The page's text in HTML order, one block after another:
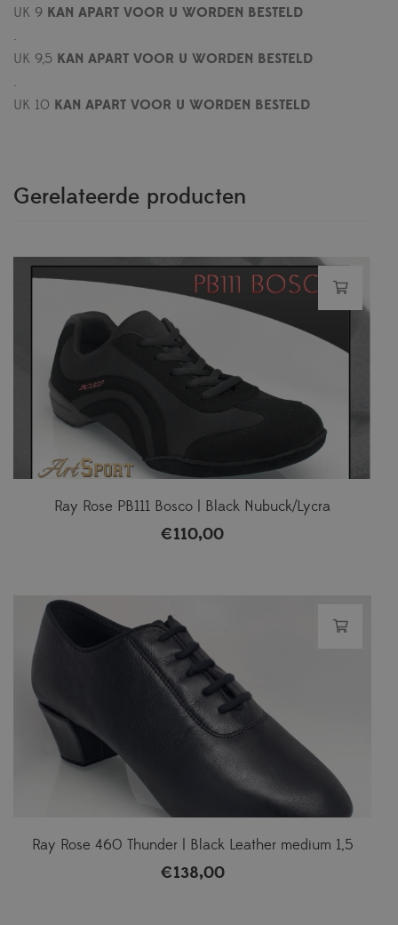
UK 9 KAN APART VOOR U WORDEN BESTELD
.
UK 9,5 KAN APART VOOR U WORDEN BESTELD
.
UK 10 KAN APART VOOR U WORDEN BESTELD
Gerelateerde producten
Ray Rose PB111 Bosco | Black Nubuck/Lycra
€110,00
Ray Rose 460 Thunder | Black Leather medium 1,5
€138,00